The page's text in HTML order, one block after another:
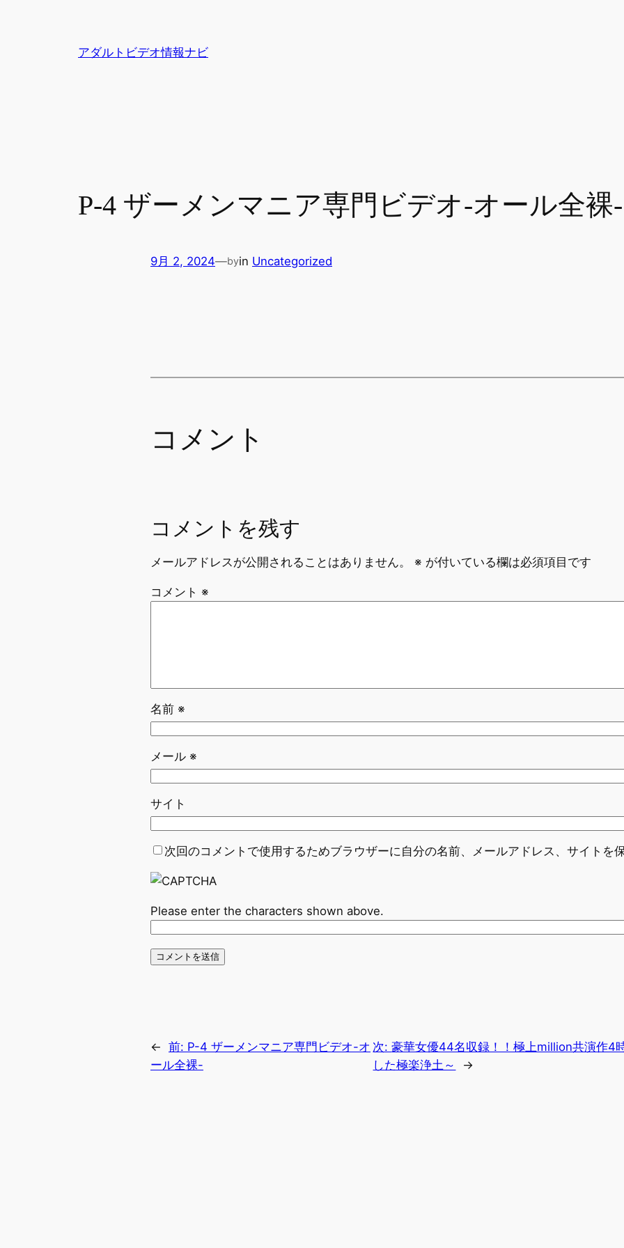
アダルトビデオ情報ナビ
P-4 ザーメンマニア専門ビデオ-オール全裸-
9月 2, 2024—byin Uncategorized
コメント
コメントを残す
メールアドレスが公開されることはありません。 ※ が付いている欄は必須項目です
コメント ※
名前 ※
メール ※
サイト
次回のコメントで使用するためブラウザーに自分の名前、メールアドレス、サイトを保
Please enter the characters shown above.
← 前: P-4 ザーメンマニア専門ビデオ-オ
ール全裸-
次:豪華女優44名収録！！極上million共演作4
した極楽浄土～
→